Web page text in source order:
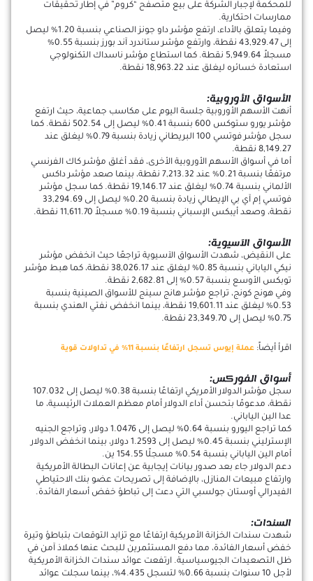
للمحكمة لإجبار الشركة على بيع متصفح “كروم” في إطار تحقيقات
ممارسات احتكارية.
وفيما يتعلق بالأداء، ارتفع مؤشر داو جونز الصناعي بنسبة 1.20% ليصل
إلى 43,929.47 نقطة، وارتفع مؤشر ستاندرد آند بورز بنسبة 0.55%
مسجلاً 5,949.64 نقطة. كما استطاع مؤشر ناسداك التكنولوجي
استعادة خسائره ليغلق عند 18,963.22 نقطة.
الأسواق الأوروبية:
أنهت الأسهم الأوروبية جلسة اليوم على مكاسب جماعية، حيث ارتفع
مؤشر يورو ستوكس 600 بنسبة 0.41% ليصل إلى 502.54 نقطة. كما
سجل مؤشر فوتسي 100 البريطاني زيادة بنسبة 0.79% ليغلق عند
8,149.27 نقطة.
أما في أسواق الأسهم الأوروبية الأخرى، فقد أغلق مؤشر كاك الفرنسي
مرتفعًا بنسبة 0.21% عند 7,213.32 نقطة، بينما صعد مؤشر داكس
الألماني بنسبة 0.74% ليغلق عند 19,146.17 نقطة. كما سجل مؤشر
فوتسي إم آي بي الإيطالي زيادة بنسبة 0.20% ليصل إلى 33,294.69
نقطة، وصعد أيبكس الإسباني بنسبة 0.19% مسجلاً 11,611.70 نقطة.
الأسواق الآسيوية:
على النقيض، شهدت الأسواق الآسيوية تراجعًا حيث انخفض مؤشر
نيكي الياباني بنسبة 0.85% ليغلق عند 38,026.17 نقطة، كما هبط مؤشر
توبكس الأوسع بنسبة 0.57% إلى 2,682.81 نقطة.
وفي هونج كونج، تراجع مؤشر هانج سينج للأسواق الصينية بنسبة
0.53% ليغلق عند 19,601.11 نقطة، بينما انخفض نفتي الهندي بنسبة
0.75% ليصل إلى 23,349.70 نقطة.
اقرأ أيضاً: عملة إيوس تسجل ارتفاعًا بنسبة 11% في تداولات قوية
أسواق الفوركس:
سجل مؤشر الدولار الأمريكي ارتفاعًا بنسبة 0.38% ليصل إلى 107.032
نقطة، مدعومًا بتحسن أداء الدولار أمام معظم العملات الرئيسية، ما
عدا الين الياباني.
كما تراجع اليورو بنسبة 0.64% ليصل إلى 1.0476 دولار، وتراجع الجنيه
الإسترليني بنسبة 0.45% ليصل إلى 1.2593 دولار، بينما انخفض الدولار
أمام الين الياباني بنسبة 0.54% مسجلًا 154.55 ين.
دعم الدولار جاء بعد صدور بيانات إيجابية عن إعانات البطالة الأمريكية
وارتفاع مبيعات المنازل، بالإضافة إلى تصريحات عضو بنك الاحتياطي
الفيدرالي أوستان جولسبي التي دعت إلى تباطؤ خفض أسعار الفائدة.
السندات:
شهدت سندات الخزانة الأمريكية ارتفاعًا مع تزايد التوقعات بتباطؤ وتيرة
خفض أسعار الفائدة، مما دفع المستثمرين للبحث عنها كملاذ آمن في
ظل التصعيدات الجيوسياسية. ارتفعت عوائد سندات الخزانة الأمريكية
لأجل 10 سنوات بنسبة 0.66% لتسجل 4.435%، بينما سجلت عوائد